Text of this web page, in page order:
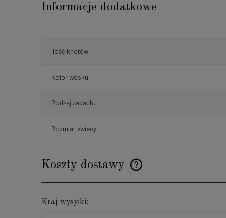
Informacje dodatkowe
Ilość knotów
Kolor wosku
Rodzaj zapachu
Rozmiar świecy
Koszty dostawy
Kraj wysyłki: